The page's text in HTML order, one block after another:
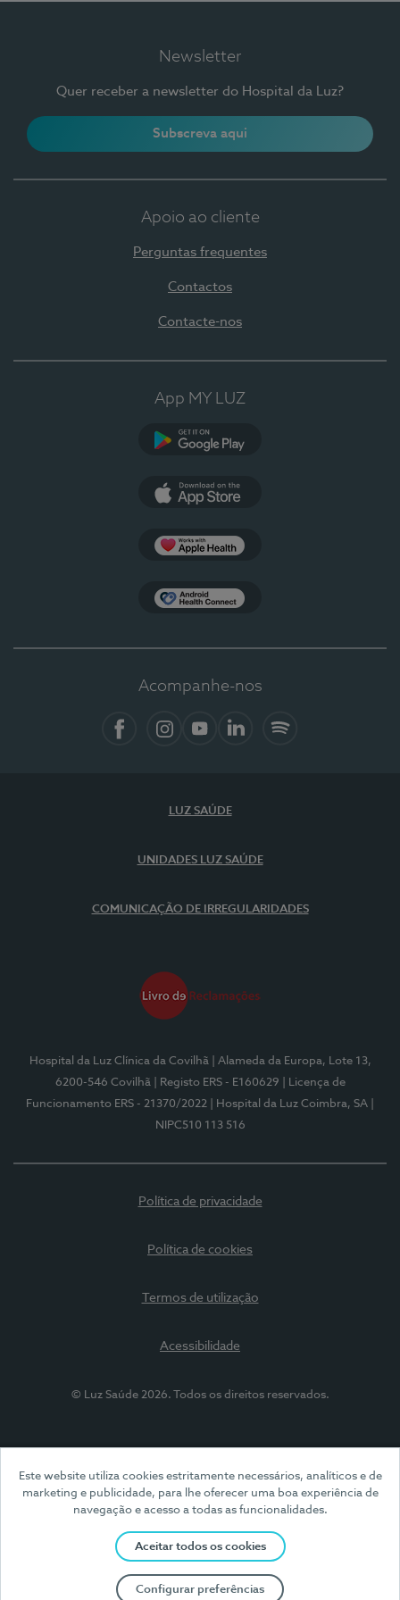
Este website utiliza cookies estritamente necessários, analíticos e de
marketing e publicidade, para lhe oferecer uma boa experiência de
navegação e acesso a todas as funcionalidades.
Aceitar todos os cookies
Configurar preferências
Newsletter
Quer receber a newsletter do Hospital da Luz?
Subscreva aqui
Apoio ao cliente
Perguntas frequentes
Contactos
Contacte-nos
App MY LUZ
Acompanhe-nos
LUZ SAÚDE
UNIDADES LUZ SAÚDE
COMUNICAÇÃO DE IRREGULARIDADES
Hospital da Luz Clínica da Covilhã
| Alameda da Europa, Lote 13,
6200-546 Covilhã
| Registo ERS - E160629
| Licença de
Funcionamento ERS - 21370/2022
| Hospital da Luz Coimbra, SA
NIPC510 113 516
Política de privacidade
Política de cookies
Termos de utilização
Acessibilidade
© Luz Saúde 2026. Todos os direitos reservados.